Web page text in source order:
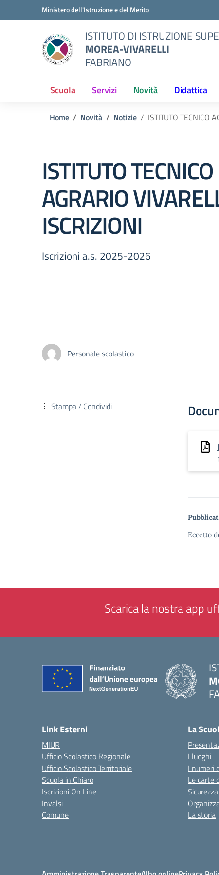
Vai ai contenuti
Vai al menu di navigazioneMinistero dell'Istruzione e del Merito
ISTITUTO DI ISTRUZIONE
MOREA-VIVARELLI
FABRIANO
Scuola Servizi Novità Didattica
Home Novità Notizie ISTITUTO TECNICO
ISTITUTO TECNICO
AGRARIO
ISCRIZIONI
Iscrizioni a.s. 2025-2026
Personale scolastico
Eccetto
Stampa / Condividi
Scarica la nostra app
Link Esterni
MIUR
Ufficio Scolastico Regionale
Ufficio Scolastico Territoriale
Scuola in Chiaro
Iscrizioni On Line
Invalsi
Comune
La
I luoghi
I numeri
Le carte
Sicurezza
La storia